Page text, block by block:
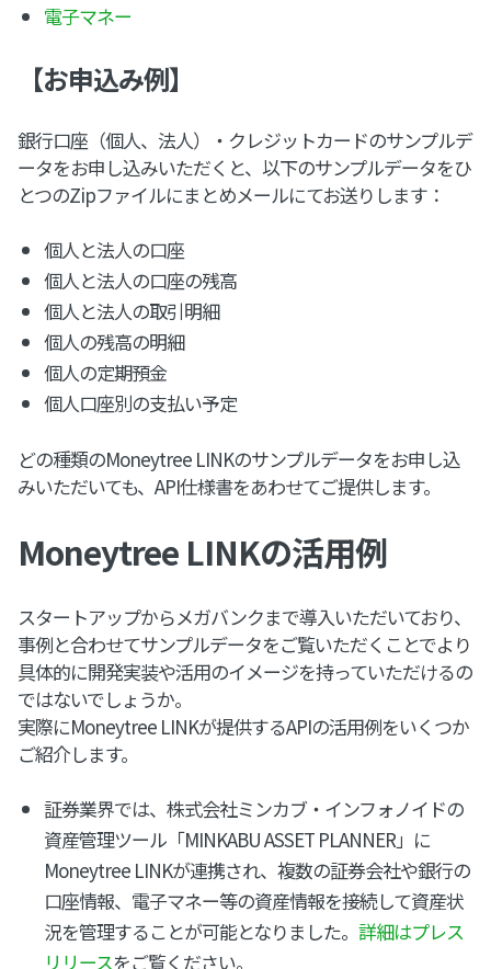
電子マネー
【お申込み例】
銀行口座（個人、法人）・クレジットカードのサンプルデ
ータをお申し込みいただくと、以下のサンプルデータをひ
とつのZipファイルにまとめメールにてお送りします：
個人と法人の口座
個人と法人の口座の残高
個人と法人の取引明細
個人の残高の明細
個人の定期預金
個人口座別の支払い予定
どの種類のMoneytree LINKのサンプルデータをお申し込
みいただいても、API仕様書をあわせてご提供します。
Moneytree LINKの活用例
スタートアップからメガバンクまで導入いただいており、
事例と合わせてサンプルデータをご覧いただくことでより
具体的に開発実装や活用のイメージを持っていただけるの
ではないでしょうか。
実際にMoneytree LINKが提供するAPIの活用例をいくつか
ご紹介します。
証券業界では、株式会社ミンカブ・インフォノイドの
資産管理ツール「MINKABU ASSET PLANNER」に
Moneytree LINKが連携され、複数の証券会社や銀行の
口座情報、電子マネー等の資産情報を接続して資産状
況を管理することが可能となりました。 詳細はプレス
リリースをご覧ください。